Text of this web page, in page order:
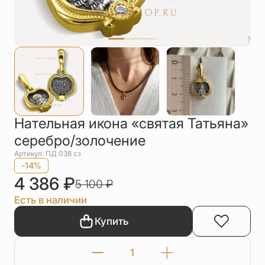
Упаковка
Цепи
Чётки
Шнурки на
шею
Другое
Нательная икона «святая Татьяна»
серебро/золочение
Артикул: ПД 038 сз
-14%
4 386 ₽5 100₽
Есть в наличии
Купить
Количество